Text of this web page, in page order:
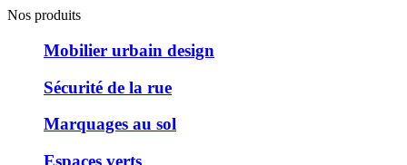
Nos produits
Mobilier urbain design
Sécurité de la rue
Marquages au sol
Espaces verts